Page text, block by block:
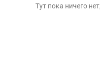
Тут пока ничего